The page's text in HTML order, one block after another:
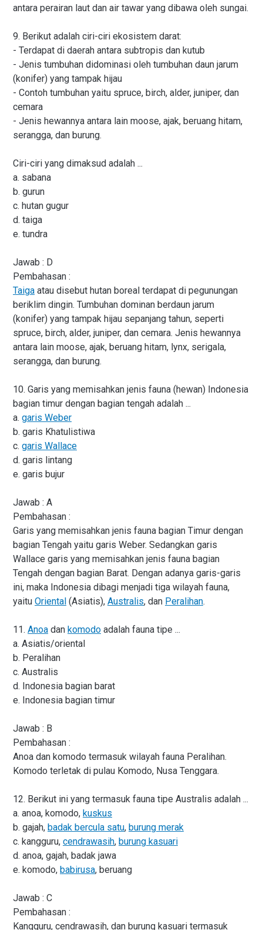
antara perairan laut dan air tawar yang dibawa oleh sungai.
9. Berikut adalah ciri-ciri ekosistem darat:
- Terdapat di daerah antara subtropis dan kutub
- Jenis tumbuhan didominasi oleh tumbuhan daun jarum
(konifer) yang tampak hijau
- Contoh tumbuhan yaitu spruce, birch, alder, juniper, dan
cemara
- Jenis hewannya antara lain moose, ajak, beruang hitam,
serangga, dan burung.
Ciri-ciri yang dimaksud adalah ...
a. sabana
b. gurun
c. hutan gugur
d. taiga
e. tundra
Jawab : D
Pembahasan :
Taiga atau disebut hutan boreal terdapat di pegunungan
beriklim dingin. Tumbuhan dominan berdaun jarum
(konifer) yang tampak hijau sepanjang tahun, seperti
spruce, birch, alder, juniper, dan cemara. Jenis hewannya
antara lain moose, ajak, beruang hitam, lynx, serigala,
serangga, dan burung.
10. Garis yang memisahkan jenis fauna (hewan) Indonesia
bagian timur dengan bagian tengah adalah ...
a. garis Weber
b. garis Khatulistiwa
c. garis Wallace
d. garis lintang
e. garis bujur
Jawab : A
Pembahasan :
Garis yang memisahkan jenis fauna bagian Timur dengan
bagian Tengah yaitu garis Weber. Sedangkan garis
Wallace garis yang memisahkan jenis fauna bagian
Tengah dengan bagian Barat. Dengan adanya garis-garis
ini, maka Indonesia dibagi menjadi tiga wilayah fauna,
yaitu Oriental (Asiatis), Australis, dan Peralihan.
11. Anoa dan komodo adalah fauna tipe ...
a. Asiatis/oriental
b. Peralihan
c. Australis
d. Indonesia bagian barat
e. Indonesia bagian timur
Jawab : B
Pembahasan :
Anoa dan komodo termasuk wilayah fauna Peralihan.
Komodo terletak di pulau Komodo, Nusa Tenggara.
12. Berikut ini yang termasuk fauna tipe Australis adalah ...
a. anoa, komodo, kuskus
b. gajah, badak bercula satu, burung merak
c. kangguru, cendrawasih, burung kasuari
d. anoa, gajah, badak jawa
e. komodo, babirusa, beruang
Jawab : C
Pembahasan :
Kangguru, cendrawasih, dan burung kasuari termasuk